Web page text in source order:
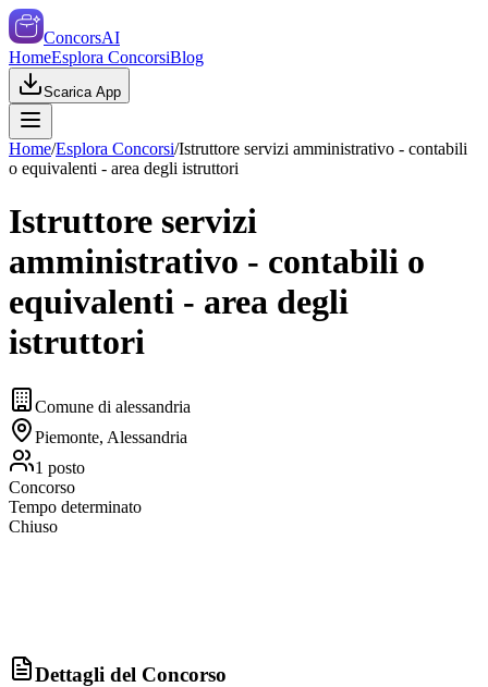
ConcorsAI
HomeEsplora ConcorsiBlog
Scarica App
Home/Esplora Concorsi/Istruttore servizi amministrativo - contabili
o equivalenti - area degli istruttori
Istruttore servizi
amministrativo - contabili o
equivalenti - area degli
istruttori
Comune di alessandria
Piemonte, Alessandria
1 posto
Concorso
Tempo determinato
Chiuso
Dettagli del Concorso